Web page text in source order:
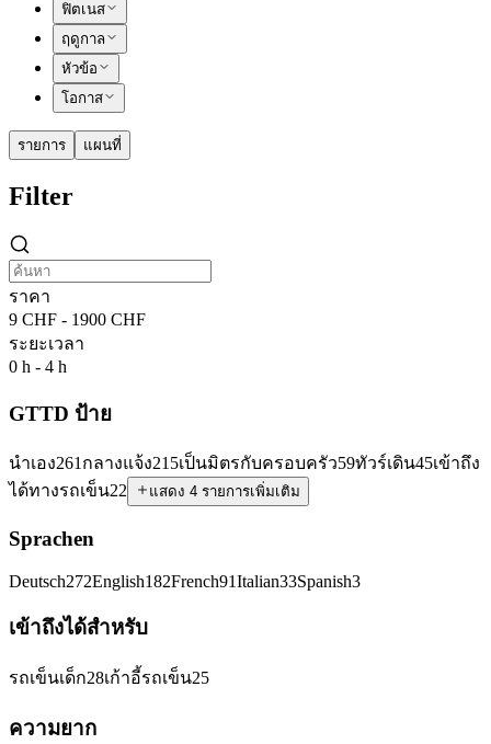
ฟิตเนส
ฤดูกาล
หัวข้อ
โอกาส
รายการ แผนที่
Filter
ราคา
9 CHF - 1900 CHF
ระยะเวลา
0 h - 4 h
GTTD ป้าย
นำเอง261 กลางแจ้ง215เป็นมิตรกับครอบครัว59ทัวร์เดิน45เข้าถึง
ได้ทางรถเข็น22 แสดง 4 รายการเพิ่มเติม
Sprachen
Deutsch272English182French91Italian33Spanish3
เข้าถึงได้สำหรับ
รถเข็นเด็ก28เก้าอี้รถเข็น25
ความยาก